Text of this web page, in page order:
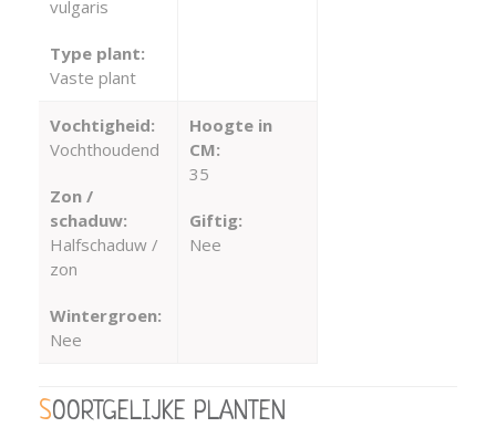
vulgaris
Type plant:
Vaste plant
Vochtigheid:
Vochthoudend
Zon /
schaduw:
Halfschaduw /
zon
Wintergroen:
Nee
Hoogte in
CM:
35
Giftig:
Nee
SOORTGELIJKE PLANTEN